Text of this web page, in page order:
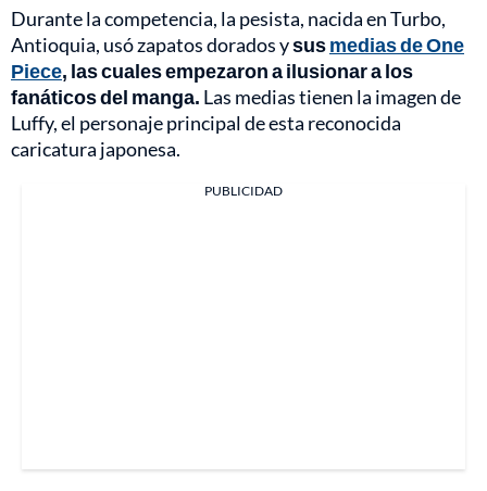
Durante la competencia, la pesista, nacida en Turbo,
Antioquia, usó zapatos dorados ysusmedias de One
Piece, las cuales empezaron a ilusionar a los
fanáticos del manga. Las medias tienen la imagen de
Luffy, el personaje principal de esta reconocida
caricatura japonesa.
PUBLICIDAD